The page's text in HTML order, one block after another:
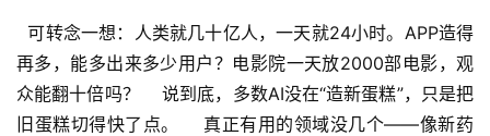
可转念一想：人类就几十亿人，一天就24小时。APP造得
再多，能多出来多少用户？电影院一天放2000部电影，观
众能翻十倍吗？    说到底，多数AI没在“造新蛋糕”，只是把
旧蛋糕切得快了点。    真正有用的领域没几个——像新药